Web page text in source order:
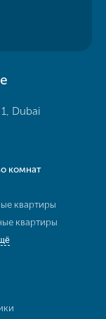
Dubai
комнат
квартиры
квартиры